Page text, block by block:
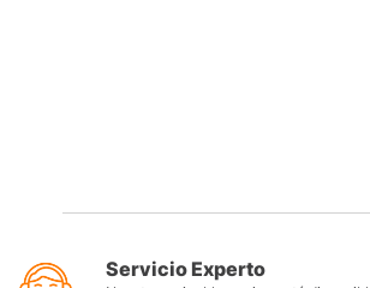
Servicio Experto